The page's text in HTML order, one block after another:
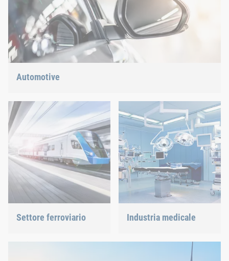
Delta Protekt® KL100 + VH301 GZ, privo di Cr6,
Automotive
del settore dei veicoli commerciali.
Settore ferroviario
gestione di “c-parts” siamo
Industria medicale
giunzione su misura per
tecnologie altamente